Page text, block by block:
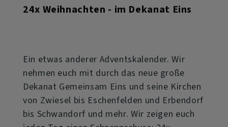
24x Weihnachten - im Dekanat Eins
Ein etwas anderer Adventskalender. Wir
nehmen euch mit durch das neue große
Dekanat Gemeinsam Eins und seine Kirchen
von Zwiesel bis Eschenfelden und Erbendorf
bis Schwandorf und mehr. Wir zeigen euch